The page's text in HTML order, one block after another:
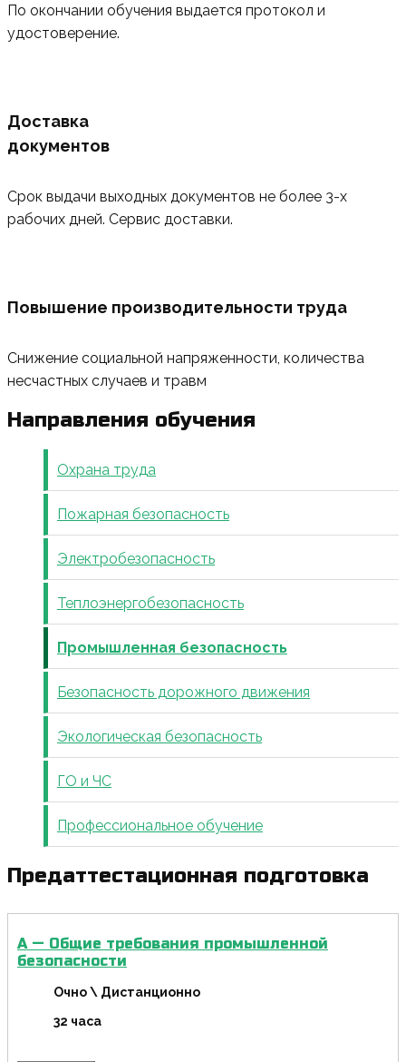
По окончании обучения выдается протокол и
удостоверение.
Доставка
документов
Срок выдачи выходных документов не более 3-х
рабочих дней. Сервис доставки.
Повышение производительности труда
Снижение социальной напряженности, количества
несчастных случаев и травм
Направления обучения
Охрана труда
Пожарная безопасность
Электробезопасность
Теплоэнергобезопасность
Промышленная безопасность
Безопасность дорожного движения
Экологическая безопасность
ГО и ЧС
Профессиональное обучение
Предаттестационная подготовка
А — Общие требования промышленной
безопасности
Очно \ Дистанционно
32 часа